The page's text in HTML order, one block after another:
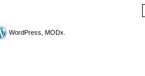
WordPress, MODx.